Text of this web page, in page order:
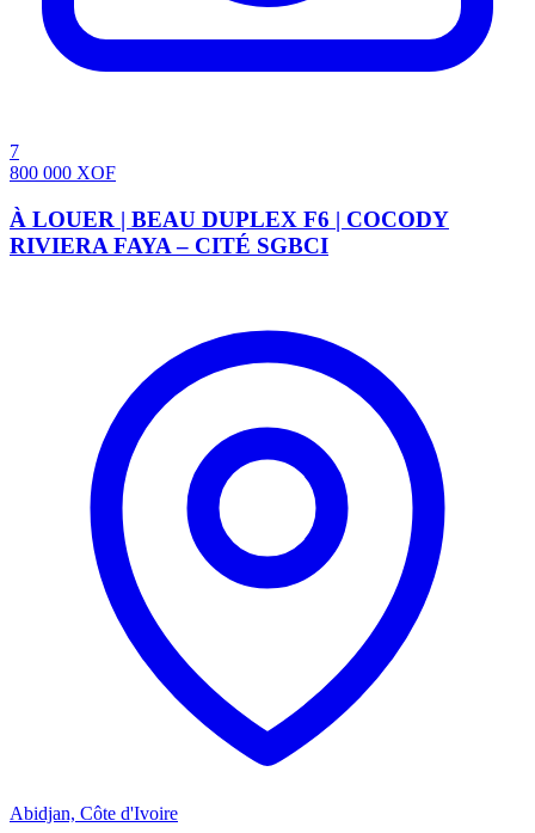
7
800 000 XOF
À LOUER | BEAU DUPLEX F6 | COCODY
RIVIERA FAYA – CITÉ SGBCI
Abidjan, Côte d'Ivoire